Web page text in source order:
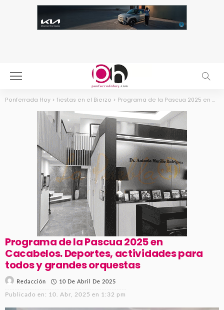
Ponferrada Hoy > fiestas en el Bierzo > Programa de la Pascua 2025 en Cacabelos. Deportes, actividades para todos y grandes orquestas
Programa de la Pascua 2025 en
Cacabelos. Deportes, actividades para
todos y grandes orquestas
Redacción 10 De Abril De 2025
Publicado en: 10. Abr, 2025 en 1:32 pm